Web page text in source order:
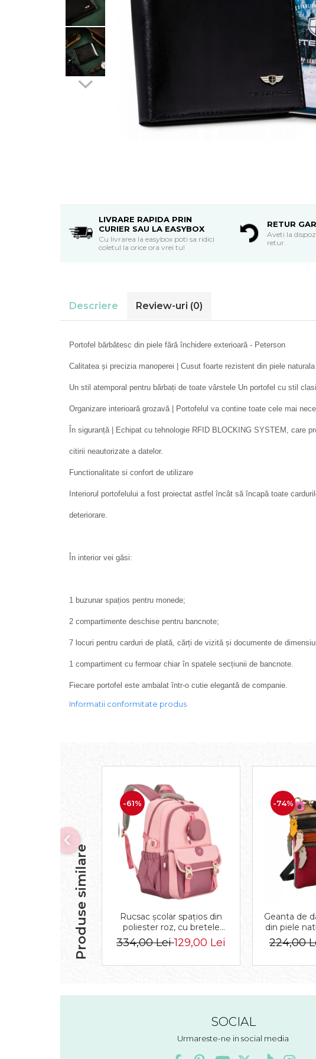
LIVRARE RAPIDA PRIN
CURIER SAU LA EASYBOX
Cu livrarea la easybox poti sa ridici
coletul la orice ora vrei tu!
RETUR
Aveti la
retur.
Descriere Review-uri (0)
Portofel bărbătesc din piele fără închidere exterioară - Peterson
Calitatea și precizia manoperei | Cusut foarte rezistent din piele
Un stil atemporal pentru bărbați de toate vârstele Un portofel cu stil
Organizare interioară grozavă | Portofelul va contine toate cele mai
În siguranță | Echipat cu tehnologie RFID BLOCKING SYSTEM, care
citirii neautorizate a datelor.
Functionalitate si confort de utilizare
Interiorul portofelului a fost proiectat astfel încât să încapă toate
deteriorare.
În interior vei găsi:
1 buzunar spațios pentru monede;
2 compartimente deschise pentru bancnote;
7 locuri pentru carduri de plată, cărți de vizită și documente de
1 compartiment cu fermoar chiar în spatele secțiunii de bancnote.
Fiecare portofel este ambalat într-o cutie elegantă de companie.
Informatii conformitate produs
Produse similare
-61%
Rucsac școlar spațios din
poliester roz, cu bretele
reglabile - Peterson PTR-
PTN 8610-1327 PINK
334,00 Lei129,00 Lei
-74%
Geanta de
din piele
SKL-
224,00
SOCIAL
Urmareste-ne in social media